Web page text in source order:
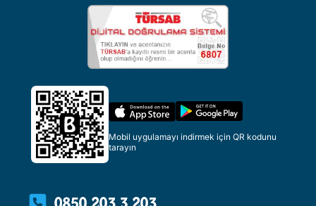
Mobil uygulamayı indirmek için QR kodunu
tarayın